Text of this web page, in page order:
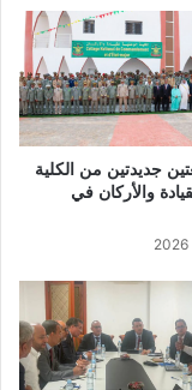
جديدتين من الكلية
والأركان في